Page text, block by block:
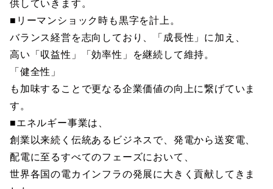
供していきます。
■リーマンショック時も黒字を計上。
バランス経営を志向しており、「成長性」に加え、
高い「収益性」「効率性」を継続して維持。
「健全性」
も加味することで更なる企業価値の向上に繋げていま
す。
■エネルギー事業は、
創業以来続く伝統あるビジネスで、発電から送変電、
配電に至るすべてのフェーズにおいて、
世界各国の電カインフラの発展に大きく貢献してきま